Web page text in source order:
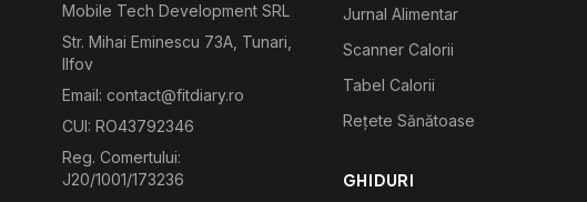
Mobile Tech Development SRL
Str. Mihai Eminescu 73A, Tunari,
Ilfov
Email: contact@fitdiary.ro
CUI: RO43792346
Reg. Comertului:
J20/1001/173236
Jurnal Alimentar
Scanner Calorii
Tabel Calorii
Rețete Sănătoase
GHIDURI